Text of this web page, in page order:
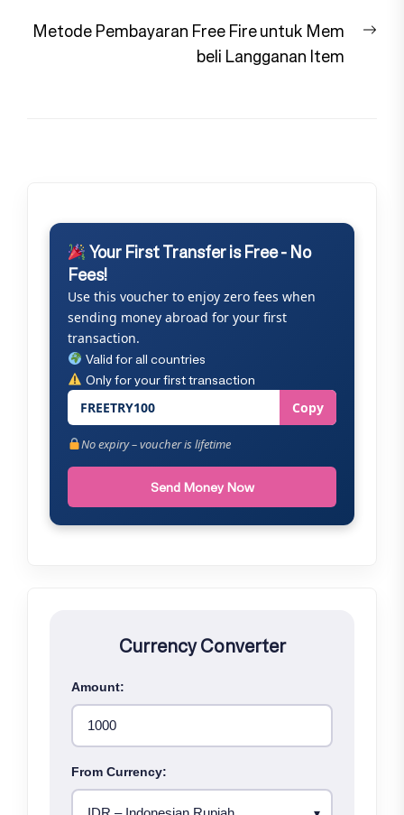
Metode Pembayaran Free Fire untuk Mem
beli Langganan Item
Your First Transfer is Free - No
Fees!
Use this voucher to enjoy zero fees when
sending money abroad for your first
transaction.
Valid for all countries
Only for your first transaction
FREETRY100 Copy
No expiry – voucher is lifetime
Send Money Now
Currency Converter
Amount:
From Currency: